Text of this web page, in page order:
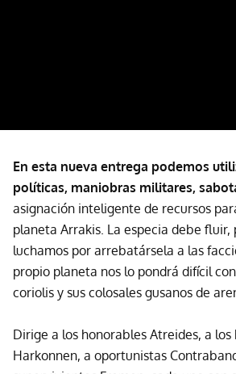
En esta nueva entrega podemos
políticas, maniobras militares,
asignación inteligente de recursos
planeta Arrakis. La especia debe
luchamos por arrebatársela a las
propio planeta nos lo pondrá difícil
coriolis y sus colosales gusanos de
Dirige a los honorables Atreides, a
Harkonnen, a oportunistas